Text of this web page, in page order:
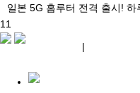
일본 5G 홈루터 전격 출시! 하
11
\아이비디오 eSIM🇯🇵/ 일본 3
2026-08-11
일본 5G 홈루터 전격 출시! 하
11
|